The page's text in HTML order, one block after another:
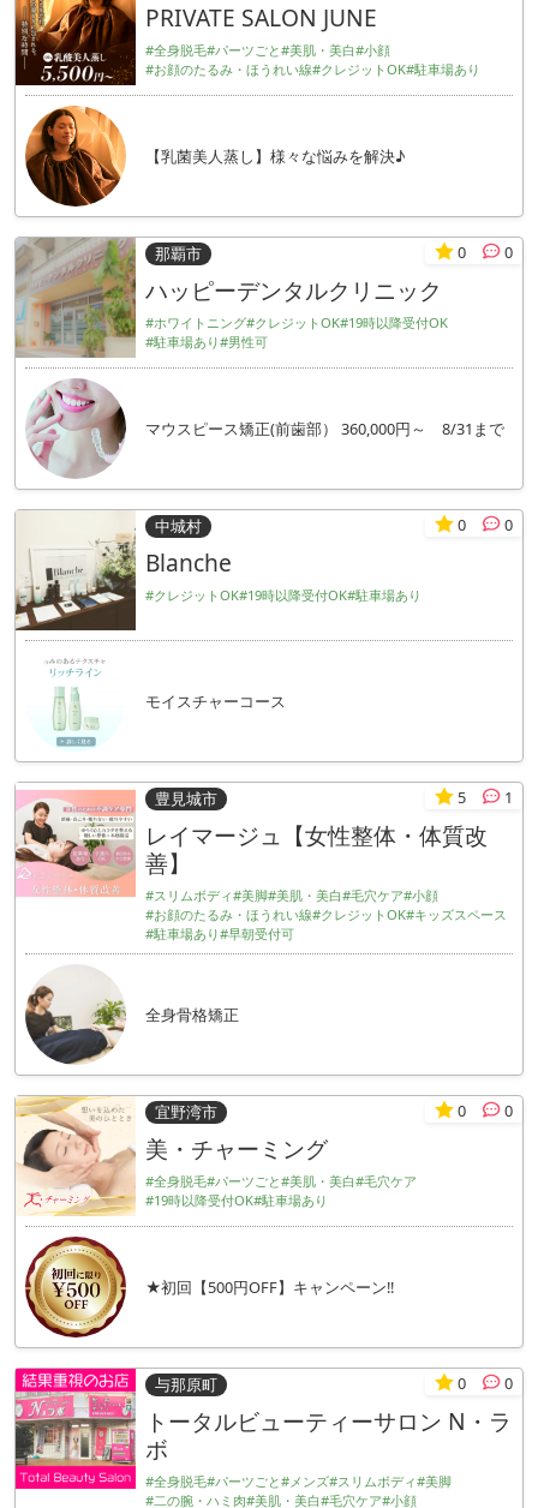
PRIVATE SALON JUNE
#全身脱毛#パーツごと#美肌・美白#小顔
#お顔のたるみ・ほうれい線#クレジットOK#駐車場あり
【乳菌美人蒸し】様々な悩みを解決♪
那覇市 0 0
ハッピーデンタルクリニック
#ホワイトニング#クレジットOK#19時以降受付OK
#駐車場あり#男性可
マウスピース矯正(前歯部） 360,000円～ 8/31まで
中城村 0 0
Blanche
#クレジットOK#19時以降受付OK#駐車場あり
モイスチャーコース
豊見城市 5 1
レイマージュ【女性整体・体質改
善】
#スリムボディ#美脚#美肌・美白#毛穴ケア#小顔
#お顔のたるみ・ほうれい線#クレジットOK#キッズスペース
#駐車場あり#早朝受付可
全身骨格矯正
宜野湾市 0 0
美・チャーミング
#全身脱毛#パーツごと#美肌・美白#毛穴ケア
#19時以降受付OK#駐車場あり
★初回【500円OFF】キャンペーン!!
与那原町 0 0
トータルビューティーサロン N・ラ
ボ
#全身脱毛#パーツごと#メンズ#スリムボディ#美脚
#二の腕・ハミ肉#美肌・美白#毛穴ケア#小顔